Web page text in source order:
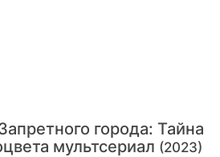
города: Тайна
мультсериал (2023)